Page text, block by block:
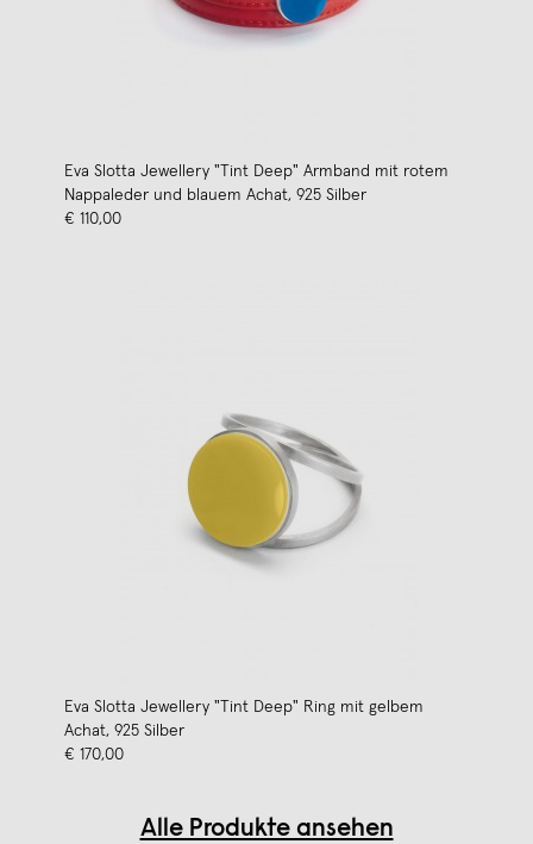
Eva Slotta Jewellery "Tint Deep" Armband mit rotem
Nappaleder und blauem Achat, 925 Silber
€ 110,00
Eva Slotta Jewellery "Tint Deep" Ring mit gelbem
Achat, 925 Silber
€ 170,00
Alle Produkte ansehen